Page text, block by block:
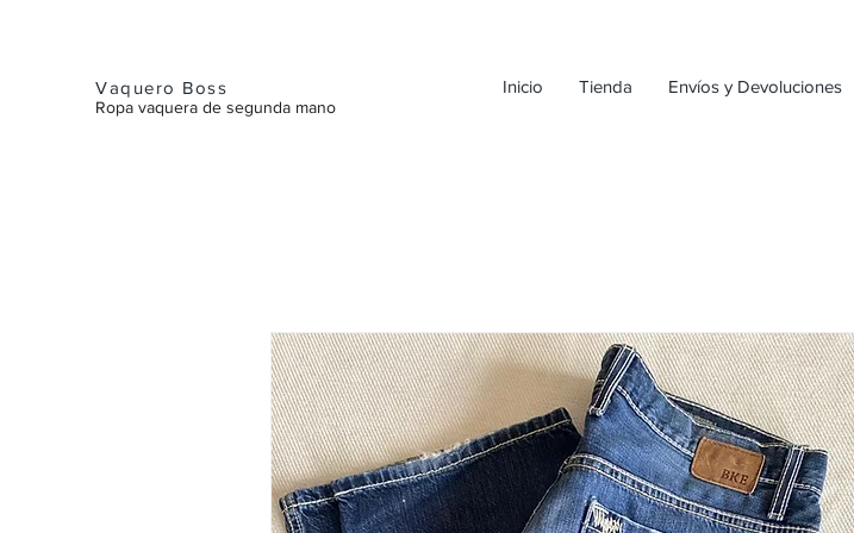
Vaquero Boss
Ropa vaquera de segunda mano
Inicio Tienda Envíos y Devoluciones